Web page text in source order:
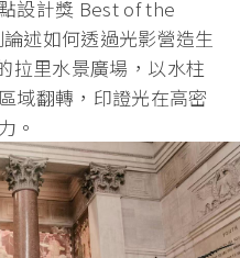
設計獎 Best of the
述如何透過光影營造生
拉里水景廣場，以水柱
域翻轉，印證光在高密
。